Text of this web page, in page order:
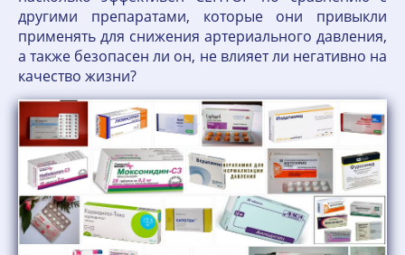
другими препаратами, которые они привыкли
применять для снижения артериального давления,
а также безопасен ли он, не влияет ли негативно на
качество жизни?